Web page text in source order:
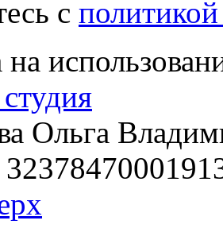
с
на
Ольга